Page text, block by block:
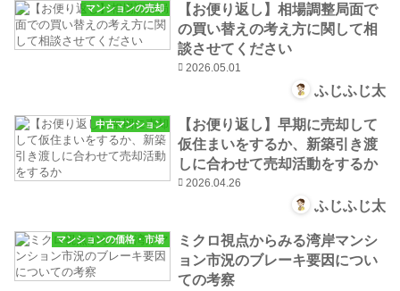
マンションの売却
【お便り返し】相場調整局面で
の買い替えの考え方に関して相
談させてください
2026.05.01
ふじふじ太
中古マンション
【お便り返し】早期に売却して
仮住まいをするか、新築引き渡
しに合わせて売却活動をするか
2026.04.26
ふじふじ太
マンションの価格・市場
ミクロ視点からみる湾岸マンシ
ョン市況のブレーキ要因につい
ての考察